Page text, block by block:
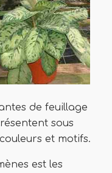
de feuillage
sous
et motifs.
est les